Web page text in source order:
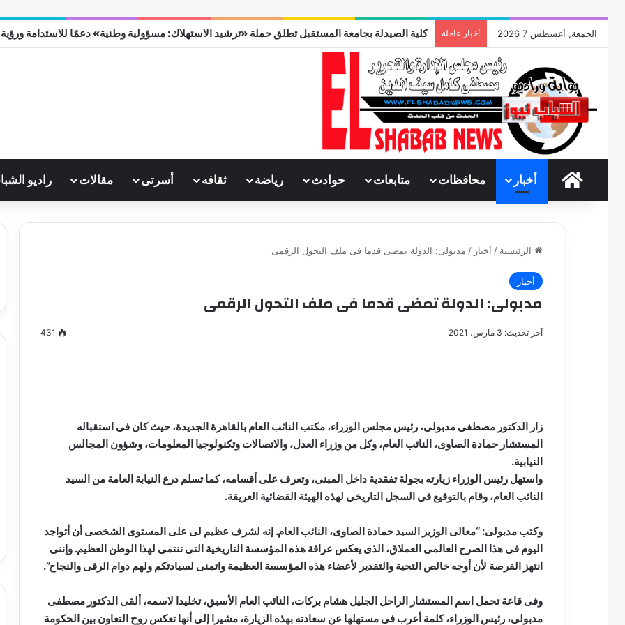
الجمعة, أغسطس 7 2026 أخبار عاجلة كلية الصيدلة بجامعة المستقبل تطلق حملة «ترشيد الاستهلاك: مسؤولية وطنية» دعمًا للاستدامة ورؤية مصر
الرئيسية
أخبار محافظات متابعات حوادث رياضة ثقافه أسرتى مقالات راديو
الرئيسية / أخبار / مدبولى: الدولة تمضى قدما فى ملف التحول الرقمى
أخبار
مدبولى: الدولة تمضى قدما فى ملف التحول الرقمى
آخر تحديث: 3 مارس، 2021 431
زار الدكتور مصطفى مدبولى، رئيس مجلس الوزراء، مكتب النائب العام بالقاهرة الجديدة، حيث كان فى استقباله
المستشار حمادة الصاوى، النائب العام، وكل من وزراء العدل، والاتصالات وتكنولوجيا المعلومات، وشؤون المجالس
النيابية.
واستهل رئيس الوزراء زيارته بجولة تفقدية داخل المبنى، وتعرف على أقسامه، كما تسلم درع النيابة العامة من السيد
النائب العام، وقام بالتوقيع فى السجل التاريخى لهذه الهيئة القضائية العريقة.
وكتب مدبولى: “معالى الوزير السيد حمادة الصاوى، النائب العام. إنه لشرف عظيم لى على المستوى الشخصى أن أتواجد
اليوم فى هذا الصرح العالمى العملاق، الذى يعكس عراقة هذه المؤسسة التاريخية التى تنتمى لهذا الوطن العظيم. وإننى
انتهز الفرصة لأن أوجه خالص التحية والتقدير لأعضاء هذه المؤسسة العظيمة واتمنى لسيادتكم ولهم دوام الرقى والنجاح”.
وفى قاعة تحمل اسم المستشار الراحل الجليل هشام بركات، النائب العام الأسبق، تخليدا لاسمه، ألقى الدكتور مصطفى
مدبولى، رئيس الوزراء، كلمة أعرب فى مستهلها عن سعادته بهذه الزيارة، مشيرا إلى أنها تعكس روح التعاون بين الحكومة
سيف
الدين
….
مايسه
عطوه
القرن
مصطفى كامل سيف الدين …. يكتب
مايسه عطوه كليوباترا القرن 21
سيف
الدين
….
ميلاد
ميلاد جديد